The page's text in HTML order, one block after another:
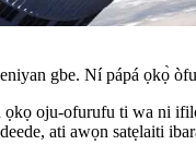
gbe. Ní pápá ọkọ̀
oju-ofurufu ti wa ni
ati awọn satẹlaiti